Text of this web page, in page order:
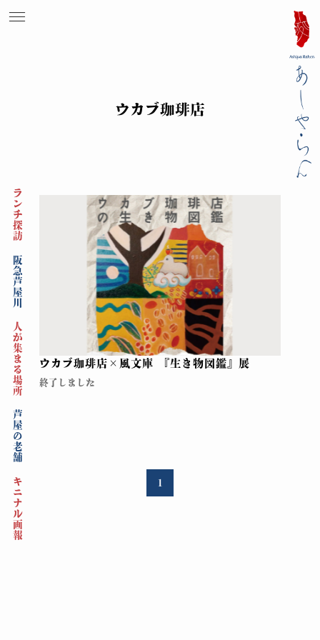
ランチ探訪
阪急芦屋川
人が集まる場所
芦屋の老舗
キニナル画報
ウカブ珈琲店
ウカブ珈琲店×風文庫 『生き物図鑑』展
終了しました
1